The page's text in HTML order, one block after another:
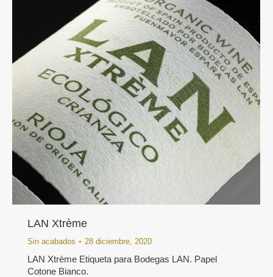
LAN Xtrème
Sin acabados 28 diciembre, 2020
LAN Xtrème Etiqueta para Bodegas LAN. Papel
Cotone Bianco.